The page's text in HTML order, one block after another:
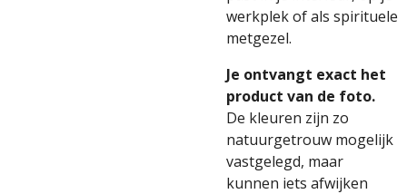
werkplek of als spirituele
metgezel.
Je ontvangt exact het
product van de foto.
De kleuren zijn zo
natuurgetrouw mogelijk
vastgelegd, maar
kunnen iets afwijken